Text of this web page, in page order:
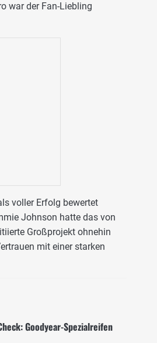
war der Fan-Liebling
voller Erfolg bewertet
Johnson hatte das von
Großprojekt ohnehin
mit einer starken
Goodyear-Spezialreifen